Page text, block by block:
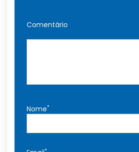
Comentário
Nome*